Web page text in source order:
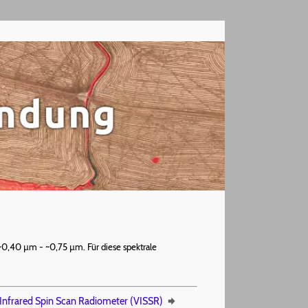
µm - ~0,75 µm. Für diese spektrale
Spin Scan Radiometer (VISSR)